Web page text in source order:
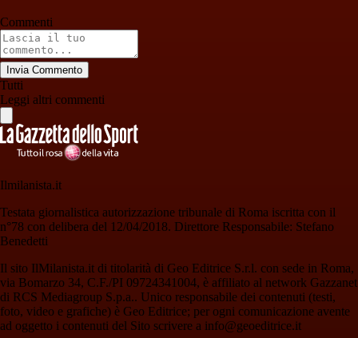
Commenti
Invia Commento
Tutti
Leggi altri commenti
Ilmilanista.it
Testata giornalistica autorizzazione tribunale di Roma iscritta con il
n°78 con delibera del 12/04/2018. Direttore Responsabile: Stefano
Benedetti
Il sito IlMilanista.it di titolarità di Geo Editrice S.r.l. con sede in Roma,
via Bomarzo 34, C.F./PI 09724341004, è affiliato al network Gazzanet
di RCS Mediagroup S.p.a.. Unico responsabile dei contenuti (testi,
foto, video e grafiche) è Geo Editrice; per ogni comunicazione avente
ad oggetto i contenuti del Sito scrivere a info@geoeditrice.it